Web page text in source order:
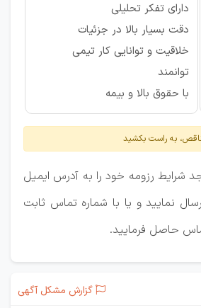
دارای تفکر تحلیلی
دقت بسیار بالا در جزئیات
خلاقیت و توانایی کار تیمی
توانمند
با حقوق بالا و بیمه
به راست بکشید
شرایط رزومه خود را به آدرس ایمیل
نمایید و یا با شماره تماس ثابت
حاصل فرمایید.
گزارش مشکل آگهی